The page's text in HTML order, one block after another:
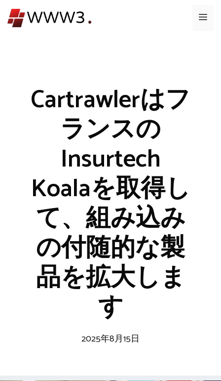
ン
メ
Cartrawlerはフ
ランスの
Insurtech
Koalaを取得し
て、組み込み
の付随的な製
品を拡大しま
す
2025年8月15日